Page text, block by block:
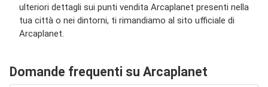
ulteriori dettagli sui punti vendita Arcaplanet presenti nella
tua città o nei dintorni, ti rimandiamo al sito ufficiale di
Arcaplanet.
Domande frequenti su Arcaplanet